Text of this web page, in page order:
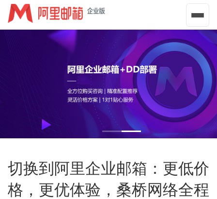
导
航
菜
单
切换到阿里企业邮箱：更低价
格，更优体验，桑桥网络全程